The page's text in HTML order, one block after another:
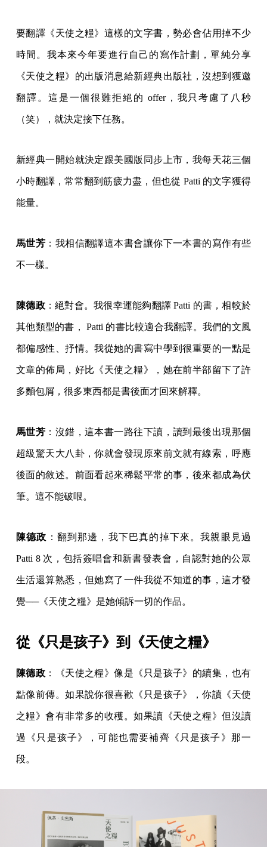
要翻譯《天使之糧》這樣的文字書，勢必會佔用掉不少
時間。我本來今年要進行自己的寫作計劃，單純分享
《天使之糧》的出版消息給新經典出版社，沒想到獲邀
翻譯。這是一個很難拒絕的 offer，我只考慮了八秒
（笑），就決定接下任務。
新經典一開始就決定跟美國版同步上市，我每天花三個
小時翻譯，常常翻到筋疲力盡，但也從 Patti 的文字獲得
能量。
馬世芳 ：我相信翻譯這本書會讓你下一本書的寫作有些
不一樣。
陳德政：絕對會。我很幸運能夠翻譯 Patti 的書，相較於
其他類型的書， Patti 的書比較適合我翻譯。我們的文風
都偏感性、抒情。我從她的書寫中學到很重要的一點是
文章的佈局，好比《天使之糧》，她在前半部留下了許
多麵包屑，很多東西都是書後面才回來解釋。
馬世芳 ：沒錯，這本書一路往下讀，讀到最後出現那個
超級驚天大八卦，你就會發現原來前文就有線索，呼應
後面的敘述。前面看起來稀鬆平常的事，後來都成為伏
筆。這不能破哏。
陳德政 ：翻到那邊，我下巴真的掉下來。我親眼見過
Patti 8 次，包括簽唱會和新書發表會，自認對她的公眾
生活還算熟悉，但她寫了一件我從不知道的事，這才發
覺──《天使之糧》是她傾訴一切的作品。
從《只是孩子》到《天使之糧》
陳德政 ：《天使之糧》像是《只是孩子》的續集，也有
點像前傳。如果說你很喜歡《只是孩子》，你讀《天使
之糧》會有非常多的收穫。如果讀《天使之糧》但沒讀
過《只是孩子》，可能也需要補齊《只是孩子》那一
段。